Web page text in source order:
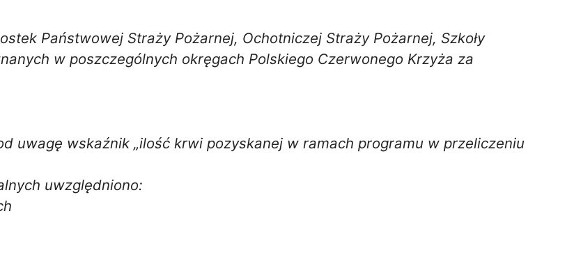
Państwowej Straży Pożarnej, Ochotniczej Straży Pożarnej, Szkoły
w poszczególnych okręgach Polskiego Czerwonego Krzyża za
uwagę wskaźnik „ilość krwi pozyskanej w ramach programu w przeliczeniu
uwzględniono: